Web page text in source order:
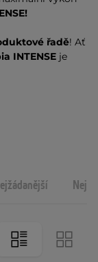
řadě! Ať
INTENSE je